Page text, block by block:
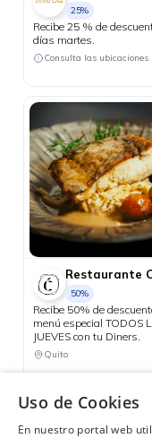
25%
Recibe 25 % de
días martes.
Restaurante
50%
Recibe 50% de
menú especial TODOS
JUEVES con tu Diners.
Quito
Uso de Cookies
En nuestro portal web